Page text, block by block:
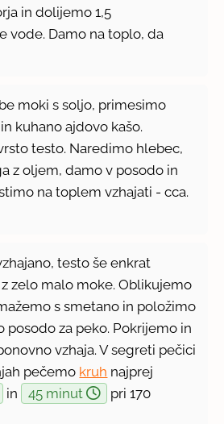
in dolijemo 1,5
vode. Damo na toplo, da
moki s soljo, primesimo
in kuhano ajdovo kašo.
testo. Naredimo hlebec,
z oljem, damo v posodo in
na toplem vzhajati - cca.
testo še enkrat
zelo malo moke. Oblikujemo
s smetano in položimo
posodo za peko. Pokrijemo in
vzhaja. V segreti pečici
pečemo kruh najprej
in 45 minut
pri 170